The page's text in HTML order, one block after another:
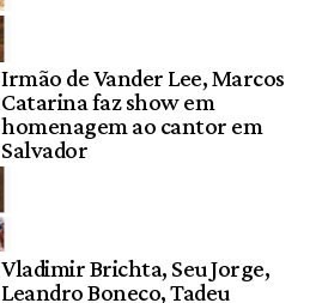
Irmão de Vander Lee, Marcos
Catarina faz show em
homenagem ao cantor em
Salvador
Vladimir Brichta, Seu Jorge,
Leandro Boneco, Tadeu